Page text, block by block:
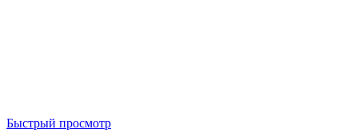
Быстрый просмотр